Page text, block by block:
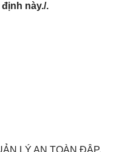
này./.
LÝ AN TOÀN ĐẬP,